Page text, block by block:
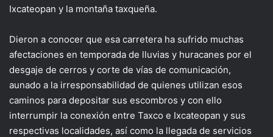
Ixcateopan y la montaña taxqueña.
Dieron a conocer que esa carretera ha sufrido muchas
afectaciones en temporada de lluvias y huracanes por el
desgaje de cerros y corte de vías de comunicación,
aunado a la irresponsabilidad de quienes utilizan esos
caminos para depositar sus escombros y con ello
interrumpir la conexión entre Taxco e Ixcateopan y sus
respectivas localidades, así como la llegada de servicios